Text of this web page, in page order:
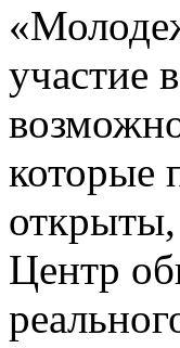
участие
которые
Центр